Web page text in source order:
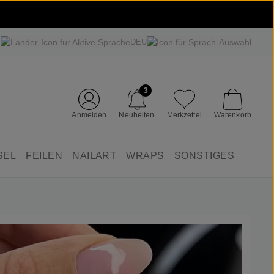
DEU
Anmelden Neuheiten
3
Merkzettel Warenkorb
FEILEN NAILART WRAPS SONSTIGES